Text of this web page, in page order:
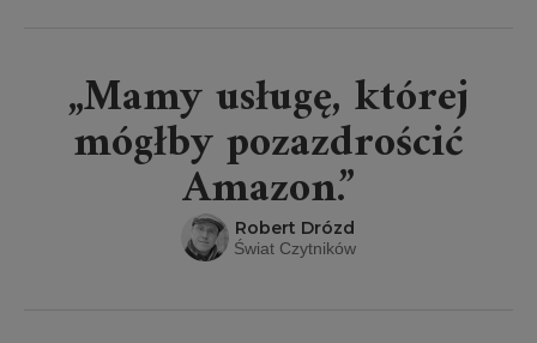
„Mamy usługę, której
mógłby pozazdrościć
Amazon.”
Robert Drózd
Świat Czytników